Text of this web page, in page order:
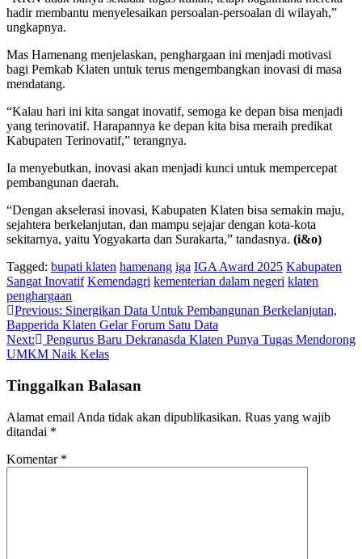
hadir membantu menyelesaikan persoalan-persoalan di wilayah,”
ungkapnya.
Mas Hamenang menjelaskan, penghargaan ini menjadi motivasi
bagi Pemkab Klaten untuk terus mengembangkan inovasi di masa
mendatang.
“Kalau hari ini kita sangat inovatif, semoga ke depan bisa menjadi
yang terinovatif. Harapannya ke depan kita bisa meraih predikat
Kabupaten Terinovatif,” terangnya.
Ia menyebutkan, inovasi akan menjadi kunci untuk mempercepat
pembangunan daerah.
“Dengan akselerasi inovasi, Kabupaten Klaten bisa semakin maju,
sejahtera berkelanjutan, dan mampu sejajar dengan kota-kota
sekitarnya, yaitu Yogyakarta dan Surakarta,” tandasnya. (i&o)
Tagged: bupati klaten hamenang iga IGA Award 2025 Kabupaten
Sangat Inovatif Kemendagri kementerian dalam negeri klaten
penghargaan
Navigasi
pos
Previous: Sinergikan Data Untuk Pembangunan Berkelanjutan,
Bapperida Klaten Gelar Forum Satu Data
Next:
Pengurus Baru Dekranasda Klaten Punya Tugas Mendorong
UMKM Naik Kelas
Tinggalkan Balasan
Alamat email Anda tidak akan dipublikasikan. Ruas yang wajib
ditandai *
Komentar *